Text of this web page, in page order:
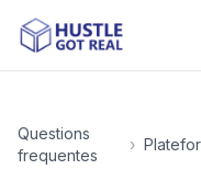
Questions
frequentes
›